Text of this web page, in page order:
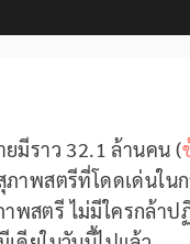
มีราว 32.1 ล้านคน (
าพสตรีที่โดดเด่นใน
สตรี ไม่มีใครกล้าปฏิ